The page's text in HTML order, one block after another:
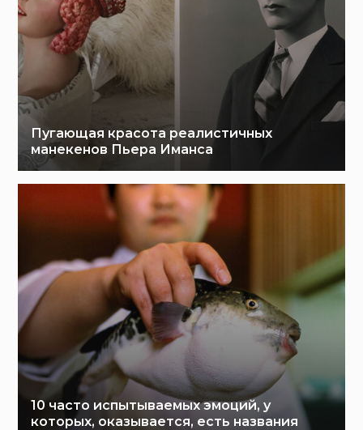
Пугающая красота реалистичных
манекенов Пьера Иманса
10 часто испытываемых эмоций, у
которых, оказывается, есть названия